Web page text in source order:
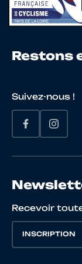
23
24
25
Restons
Suivez-nous !
Recevoir
INSCRIPTION